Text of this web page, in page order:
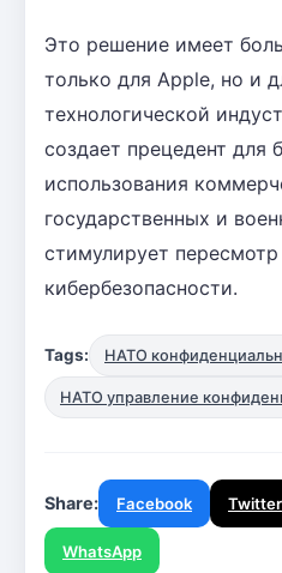
Это решение имеет
только для Apple, но и
технологической
создает прецедент для
использования
государственных и
стимулирует
кибербезопасности.
Tags: НАТО
НАТО управление
Share: Facebook Twitter
WhatsApp